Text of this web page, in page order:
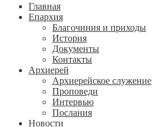
Главная
Епархия
Благочиния и приходы
История
Документы
Контакты
Архиерей
Архиерейское служение
Проповеди
Интервью
Послания
Новости